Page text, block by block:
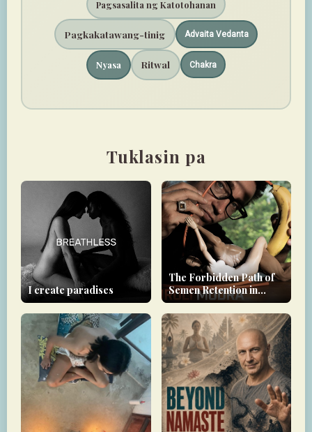
Pagsasalita ng Katotohanan
Pagkakatawang-tinig Advaita Vedanta
Nyasa Ritwal Chakra
Tuklasin pa
I create paradises
The Forbidden Path of
Semen Retention in
Tantra